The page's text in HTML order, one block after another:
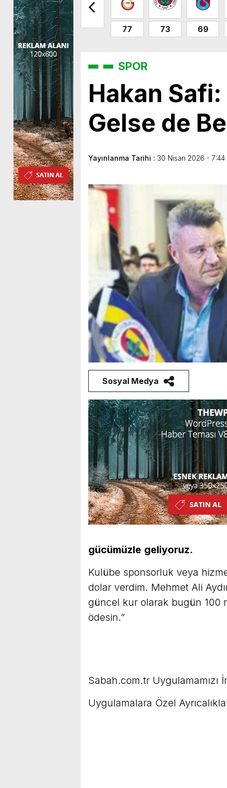
77 73 69
SPOR
Hakan Safi:
Gelse de
Yayınlanma Tarihi : 30 Nisan 2026 - 7:44
Sosyal Medya
gücümüzle geliyoruz.
Kulübe sponsorluk veya
dolar verdim. Mehmet Ali
güncel kur olarak bugün 100
ödesin.”
Sabah.com.tr Uygulamamızı
Uygulamalara Özel